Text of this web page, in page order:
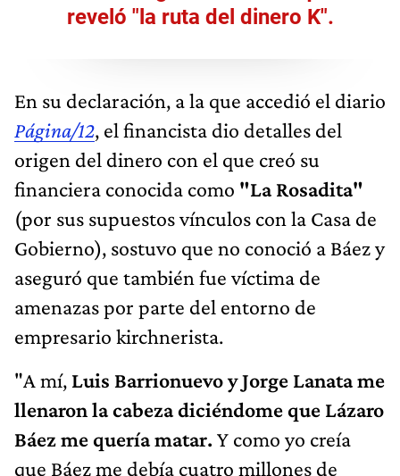
reveló "la ruta del dinero K".
En su declaración, a la que accedió el diario
Página/12, el financista dio detalles del
origen del dinero con el que creó su
financiera conocida como "La Rosadita"
(por sus supuestos vínculos con la Casa de
Gobierno), sostuvo que no conoció a Báez y
aseguró que también fue víctima de
amenazas por parte del entorno de
empresario kirchnerista.
"A mí, Luis Barrionuevo y Jorge Lanata me
llenaron la cabeza diciéndome que Lázaro
Báez me quería matar. Y como yo creía
que Báez me debía cuatro millones de